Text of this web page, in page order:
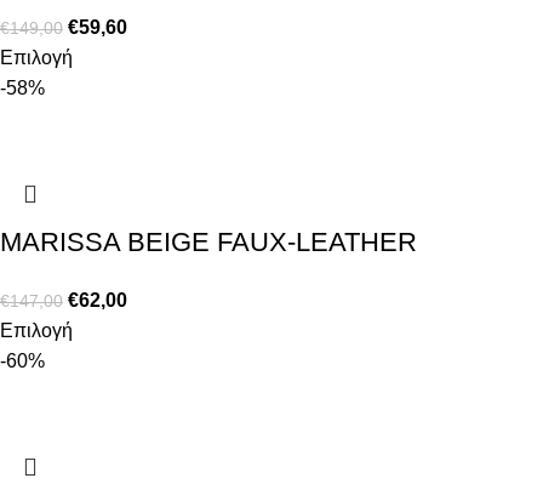
€149,00 €59,60
Επιλογή
-58%
MARISSA BEIGE FAUX-LEATHER
€147,00 €62,00
Επιλογή
-60%